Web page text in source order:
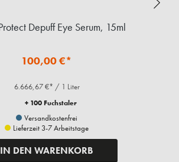
Depuff Eye Serum, 15ml
100,00 €*
6.666,67 €* / 1 Liter
+ 100 Fuchstaler
Versandkostenfrei
Lieferzeit 3-7 Arbeitstage
IN DEN WARENKORB